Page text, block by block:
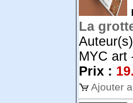
La
MYC art
Prix :
Ajouter